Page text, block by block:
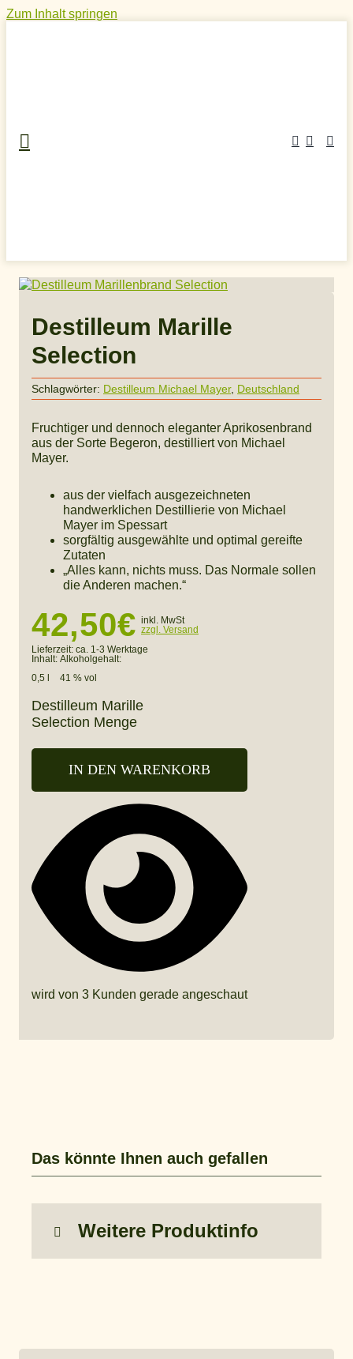
Zum Inhalt springen
Destilleum Marille
Selection
Schlagwörter: Destilleum Michael Mayer, Deutschland
Fruchtiger und dennoch eleganter Aprikosenbrand
aus der Sorte Begeron, destilliert von Michael
Mayer.
aus der vielfach ausgezeichneten
handwerklichen Destillierie von Michael
Mayer im Spessart
sorgfältig ausgewählte und optimal gereifte
Zutaten
„Alles kann, nichts muss. Das Normale sollen
die Anderen machen.“
42,50€ inkl. MwSt
zzgl. Versand
Lieferzeit: ca. 1-3 Werktage
Inhalt:
0,5 l
Alkoholgehalt:
41 % vol
Destilleum Marille
Selection Menge
IN DEN WARENKORB
wird von 3 Kunden gerade angeschaut
Das könnte Ihnen auch gefallen
Weitere Produktinfo